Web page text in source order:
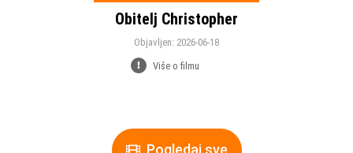
Obitelj Christopher
Objavljen: 2026-06-18
Više o filmu
Pogledaj sve